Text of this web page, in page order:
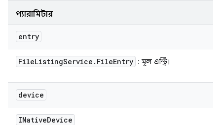
প্যারামিটার
entry
FileListingService . FileEntry : মূল এন্ট্রি।
device
INativeDevice